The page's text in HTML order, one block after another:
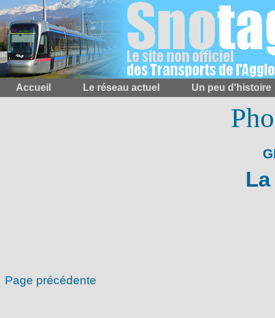
Accueil Le réseau actuel Un peu d'histoire
Page précédente